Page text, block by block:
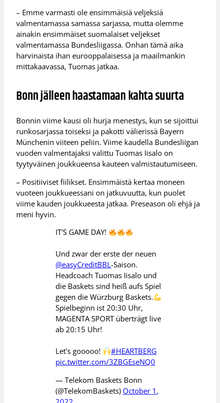
– Emme varmasti ole ensimmäisiä veljeksiä
valmentamassa samassa sarjassa, mutta olemme
ainakin ensimmäiset suomalaiset veljekset
valmentamassa Bundesliigassa. Onhan tämä aika
harvinaista ihan eurooppalaisessa ja maailmankin
mittakaavassa, Tuomas jatkaa.
Bonn jälleen haastamaan kahta suurta
Bonnin viime kausi oli hurja menestys, kun se sijoittui
runkosarjassa toiseksi ja pakotti välierissä Bayern
Münchenin viiteen peliin. Viime kaudella Bundesliigan
vuoden valmentajaksi valittu Tuomas Iisalo on
tyytyväinen joukkueensa kauteen valmistautumiseen.
– Positiiviset fiilikset. Ensimmäistä kertaa moneen
vuoteen joukkueessani on jatkuvuutta, kun puolet
viime kauden joukkueesta jatkaa. Preseason oli ehjä ja
meni hyvin.
IT'S GAME DAY!
Und zwar der erste der neuen
@easyCreditBBL-Saison.
Headcoach Tuomas Iisalo und
die Baskets sind heiß aufs Spiel
gegen die Würzburg Baskets.
Spielbeginn ist 20:30 Uhr,
MAGENTA SPORT überträgt live
ab 20:15 Uhr!
Let's gooooo!
#HEARTBERG
pic.twitter.com/3ZBGEseNQ0
— Telekom Baskets Bonn
(@TelekomBaskets) October 1,